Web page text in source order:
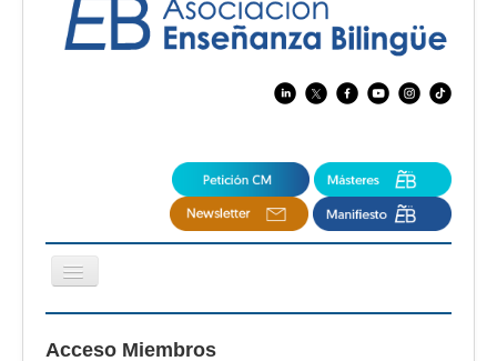
Cambiar
navegación
Acceso Miembros